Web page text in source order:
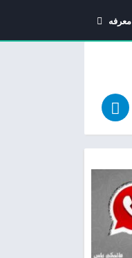
معرفه
معاني الاسماء